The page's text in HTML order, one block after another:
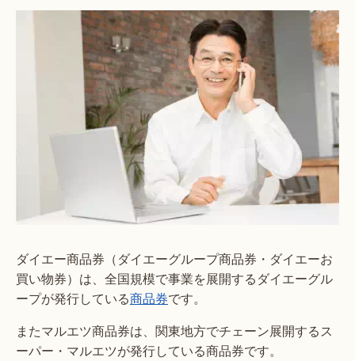
ダイエー商品券（ダイエーグループ商品券・ダイエーお
買い物券）は、全国規模で事業を展開するダイエーグル
ープが発行している商品券です。
またマルエツ商品券は、関東地方でチェーン展開するス
ーパー・マルエツが発行している商品券です。